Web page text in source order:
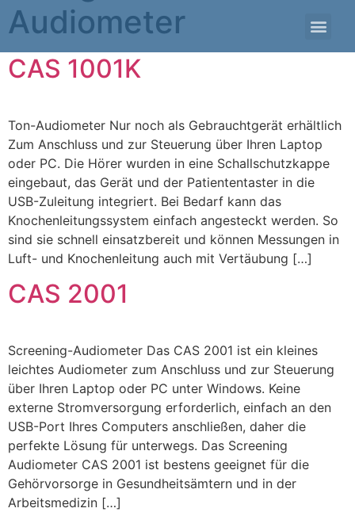
Audiometer
CAS 1001K
Ton-Audiometer Nur noch als Gebrauchtgerät erhältlich
Zum Anschluss und zur Steuerung über Ihren Laptop
oder PC. Die Hörer wurden in eine Schallschutzkappe
eingebaut, das Gerät und der Patiententaster in die
USB-Zuleitung integriert. Bei Bedarf kann das
Knochenleitungssystem einfach angesteckt werden. So
sind sie schnell einsatzbereit und können Messungen in
Luft- und Knochenleitung auch mit Vertäubung […]
CAS 2001
Screening-Audiometer Das CAS 2001 ist ein kleines
leichtes Audiometer zum Anschluss und zur Steuerung
über Ihren Laptop oder PC unter Windows. Keine
externe Stromversorgung erforderlich, einfach an den
USB-Port Ihres Computers anschließen, daher die
perfekte Lösung für unterwegs. Das Screening
Audiometer CAS 2001 ist bestens geeignet für die
Gehörvorsorge in Gesundheitsämtern und in der
Arbeitsmedizin […]